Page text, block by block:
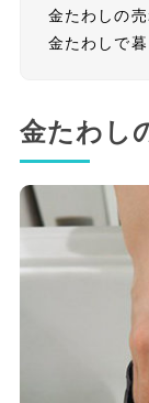
金たわしの
金たわしで
金たわし